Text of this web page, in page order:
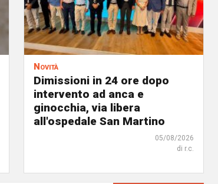
Novità
Dimissioni in 24 ore dopo
intervento ad anca e
ginocchia, via libera
all'ospedale San Martino
05/08/2026
di r.c.